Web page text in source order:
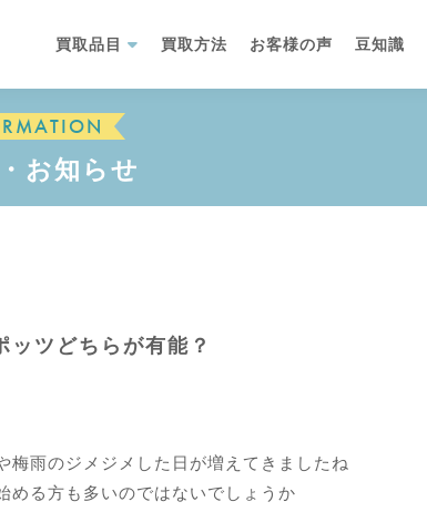
買取品目 買取方法 お客様の声 豆知識
お知らせ
ツどちらが有能？
梅雨のジメジメした日が増えてきましたね
める方も多いのではないでしょうか